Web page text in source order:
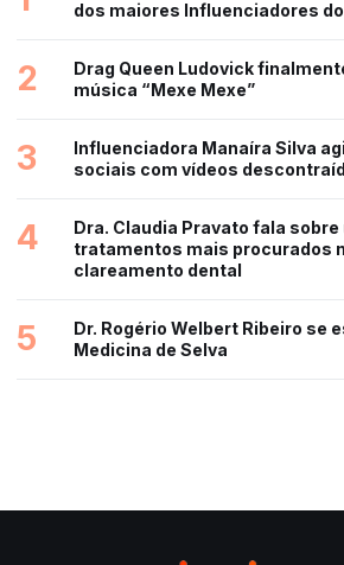
dos maiores Influenciadores
2
Drag Queen Ludovick
música “Mexe Mexe”
3
Influenciadora Manaíra Silva
sociais com vídeos
4
Dra. Claudia Pravato fala sobre
tratamentos mais procurados
clareamento dental
5
Dr. Rogério Welbert Ribeiro se
Medicina de Selva